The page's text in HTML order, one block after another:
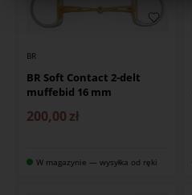
BR
BR Soft Contact 2-delt
muffebid 16 mm
200,00 zł
W magazynie — wysyłka od ręki